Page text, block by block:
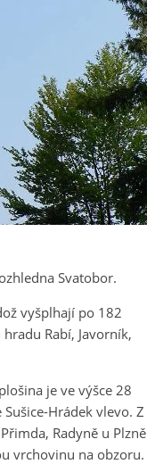
Svatobor.
vyšplhají po 182
Rabí, Javorník,
je ve výšce 28
Hrádek vlevo. Z
Radyně u Plzně
vrchovinu na obzoru.